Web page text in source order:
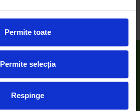
Permite toate
Permite selecția
Respinge
Despre noi
Proiecte